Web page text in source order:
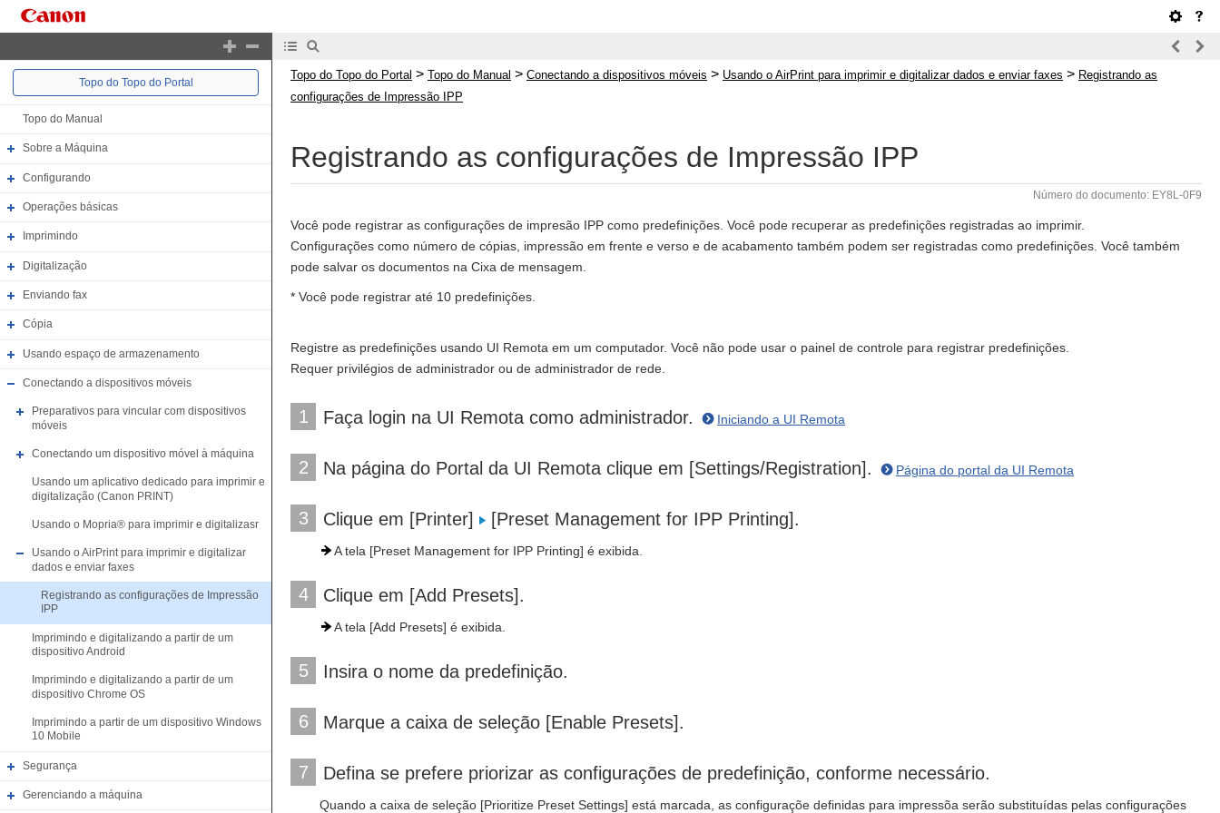
Topo do Topo do Portal
Topo do Manual
Sobre a Máquina
Configurando
Operações básicas
Imprimindo
Digitalização
Enviando fax
Cópia
Usando espaço de armazenamento
Conectando a dispositivos móveis
Preparativos para vincular com dispositivos
móveis
Conectando um dispositivo móvel à máquina
Usando um aplicativo dedicado para imprimir e
digitalização (Canon PRINT)
Usando o Mopria® para imprimir e digitalizasr
Usando o AirPrint para imprimir e digitalizar
dados e enviar faxes
Registrando as configurações de Impressão
IPP
Imprimindo e digitalizando a partir de um
dispositivo Android
Imprimindo e digitalizando a partir de um
dispositivo Chrome OS
Imprimindo a partir de um dispositivo Windows
10 Mobile
Segurança
Gerenciando a máquina
Topo do Topo do Portal > Topo do Manual > Conectando a dispositivos móveis > Usando o AirPrint para imprimir e digitalizar dados e enviar faxes > Registrando as
configurações de Impressão IPP
Registrando as configurações de Impressão IPP
Número do documento: EY8L-0F9
Você pode registrar as configurações de impresão IPP como predefinições. Você pode recuperar as predefinições registradas ao imprimir.
Configurações como número de cópias, impressão em frente e verso e de acabamento também podem ser registradas como predefinições. Você também
pode salvar os documentos na Cixa de mensagem.
* Você pode registrar até 10 predefinições.
Registre as predefinições usando UI Remota em um computador. Você não pode usar o painel de controle para registrar predefinições.
Requer privilégios de administrador ou de administrador de rede.
1 Faça login na UI Remota como administrador. Iniciando a UI Remota
2 Na página do Portal da UI Remota clique em [Settings/Registration]. Página do portal da UI Remota
3 Clique em [Printer] [Preset Management for IPP Printing].
A tela [Preset Management for IPP Printing] é exibida.
4 Clique em [Add Presets].
A tela [Add Presets] é exibida.
5 Insira o nome da predefinição.
6 Marque a caixa de seleção [Enable Presets].
7 Defina se prefere priorizar as configurações de predefinição, conforme necessário.
Quando a caixa de seleção [Prioritize Preset Settings] está marcada, as configuraçõe definidas para impressõa serão substituídas pelas configurações